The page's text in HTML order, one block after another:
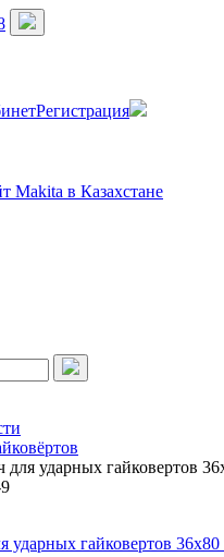
Регистрация
для ударных гайковертов